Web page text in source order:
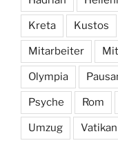
Kreta Kustos
Mitarbeiter
Olympia
Psyche Rom
Umzug Vatikan